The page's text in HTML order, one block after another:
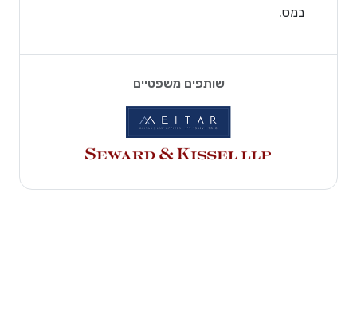
במס.
שותפים משפטיים